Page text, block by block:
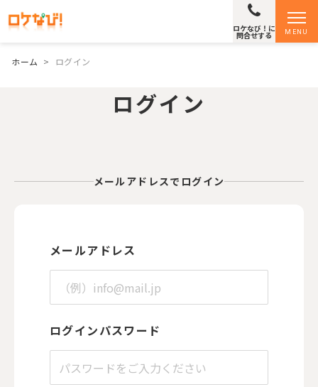
MENU
ロケなび！に
問合せする
ホーム > ログイン
ログイン
メールアドレスでログイン
メールアドレス
ログインパスワード